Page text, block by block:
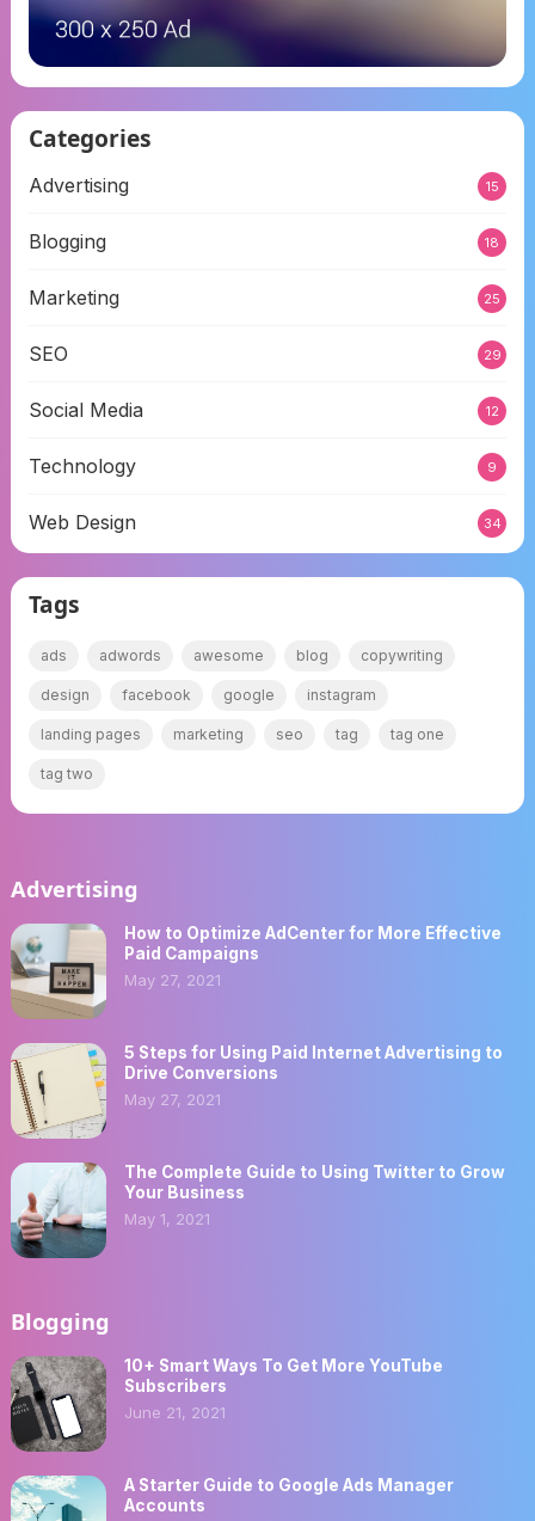
Categories
Advertising 15
Blogging 18
Marketing 25
SEO 29
Social Media 12
Technology 9
Web Design 34
Tags
ads adwords awesome blog copywriting
design facebook google instagram
landing pages marketing seo tag tag one
tag two
Advertising
How to Optimize AdCenter for More Effective
Paid Campaigns
May 27, 2021
5 Steps for Using Paid Internet Advertising to
Drive Conversions
May 27, 2021
The Complete Guide to Using Twitter to Grow
Your Business
May 1, 2021
Blogging
10+ Smart Ways To Get More YouTube
Subscribers
June 21, 2021
A Starter Guide to Google Ads Manager
Accounts